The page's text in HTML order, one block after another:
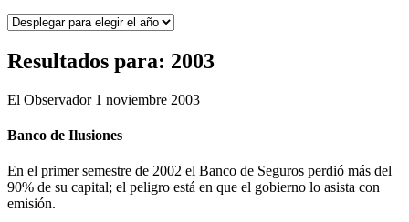
Resultados para: 2003
El Observador 1 noviembre 2003
Banco de Ilusiones
En el primer semestre de 2002 el Banco de Seguros perdió más del
90% de su capital; el peligro está en que el gobierno lo asista con
emisión.